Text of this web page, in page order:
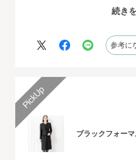
その旨をお伝えさせていただき
人生最高の幸せな日に華を添え
続き
参考に
ブラックフォー